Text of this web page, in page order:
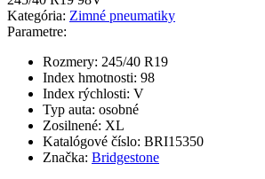
Kategória: Zimné pneumatiky
Parametre:
Rozmery: 245/40 R19
Index hmotnosti: 98
Index rýchlosti: V
Typ auta: osobné
Zosilnené: XL
Katalógové číslo: BRI15350
Značka: Bridgestone